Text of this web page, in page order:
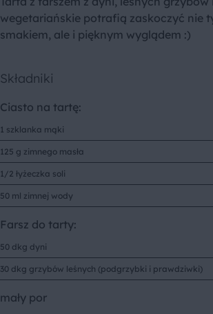
wegetariańskie potrafią zaskoczyć nie
smakiem, ale i pięknym wyglądem :)
Składniki
Ciasto na tartę:
1 szklanka mąki
125 g zimnego masła
1/2 łyżeczka soli
50 ml zimnej wody
Farsz do tarty:
50 dkg dyni
30 dkg grzybów leśnych (podgrzybki i prawdziwki)
mały por